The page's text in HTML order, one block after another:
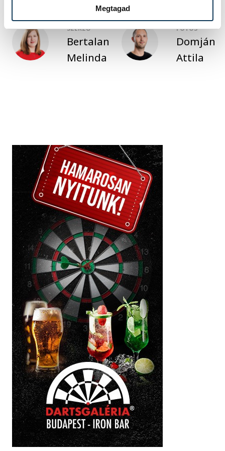
Megtagad
SZERZŐ
Bertalan
Melinda
FOTÓS
Domján
Attila